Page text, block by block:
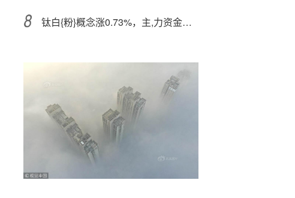
钛白{粉}概念涨0.73%，主,力资金净流入这些股